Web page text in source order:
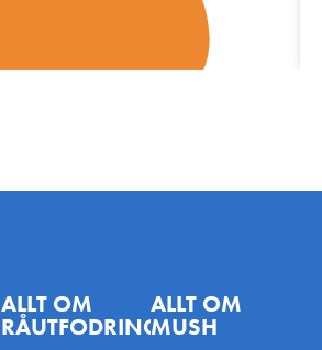
ALLT OM
RÅUTFODRING
ALLT OM
MUSH